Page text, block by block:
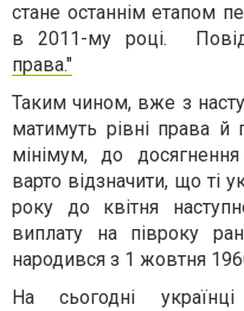
стане останнім етапом
в 2011-му році.
права."
Таким чином, вже з
матимуть рівні права й
мінімум, до
варто відзначити, що ті
року до квітня
виплату на півроку
народився з 1 жовтня
На сьогодні